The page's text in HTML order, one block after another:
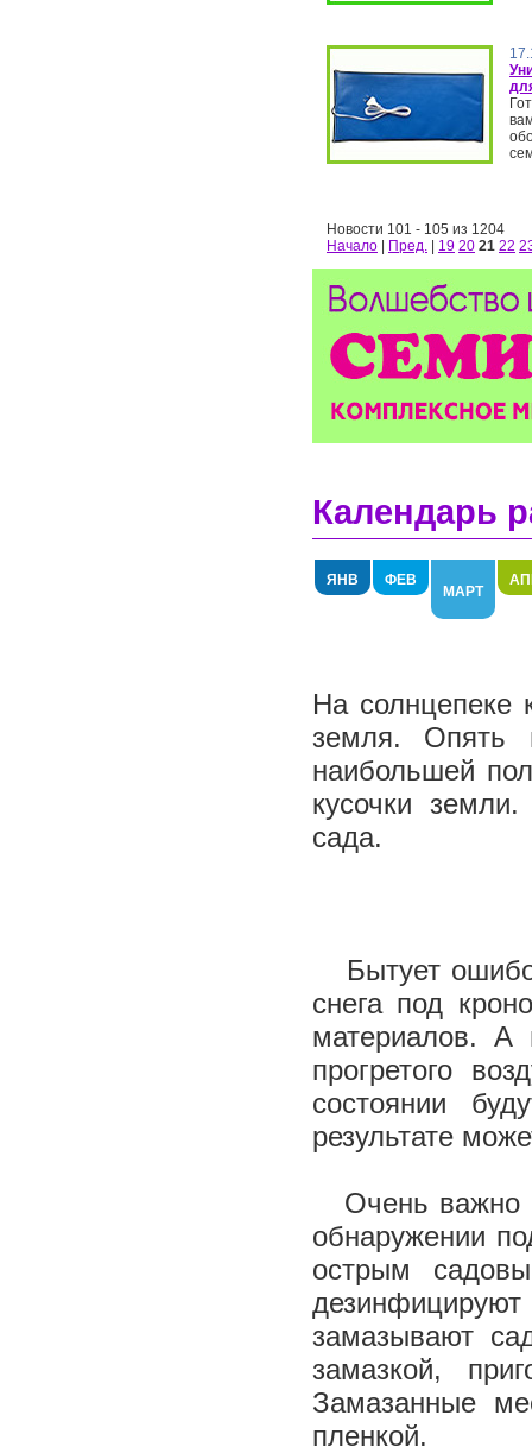
Новости 101 - 105 из 1204
Начало
Пред. 19 20 21 22
Календарь
ЯНВ ФЕВ
МАРТ
На солнцепеке
земля. Опять
наибольшей
кусочки
сада.
Бытует
снега под
материалов. А
прогретого
состоянии
результате
Очень важно
обнаружении
острым
замазывают
замазкой,
Замазанные
пленкой.